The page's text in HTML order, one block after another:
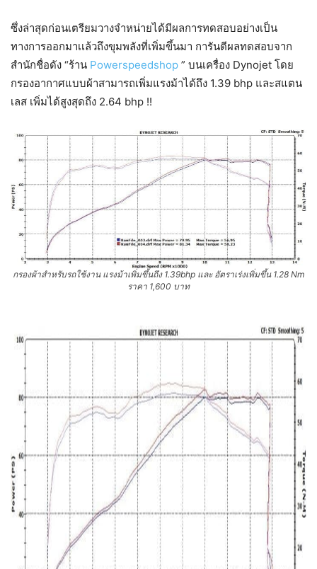
ซึ่งล่าสุดก่อนเตรียมวางจำหน่ายได้มีผลการทดสอบอย่างเป็น
ทางการออกมาเเล้วถึงขุมพลังที่เพิ่มขึ้นมา การันตีผลทดสอบจาก
สำนักชื่อดัง “ร้าน Powerspeedshop ” บนเครื่อง Dynojet โดย
กรองอากาศแบบผ้าสามารถเพิ่มแรงม้าได้ถึง 1.39 bhp และสแตน
เลส เพิ่มได้สูงสุดถึง 2.64 bhp !!
กรองผ้าสำหรับรถใช้งาน แรงม้าเพิ่มขึ้นถึง 1.39bhp และ อัตราเร่งเพิ่มขึ้น 1.28 Nm
ราคา 1,600 บาท